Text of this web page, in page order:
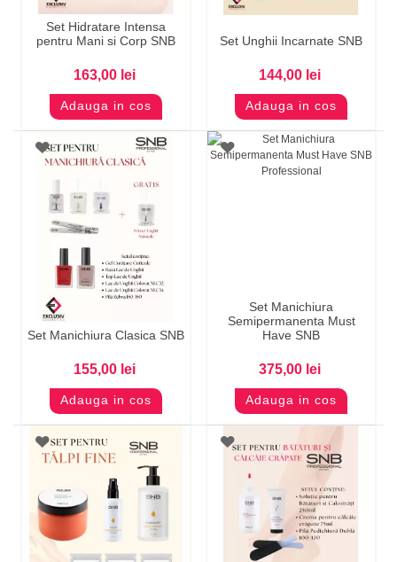
Set Hidratare Intensa
pentru Mani si Corp SNB
163,00 lei
Adauga in cos
Set Unghii Incarnate SNB
144,00 lei
Adauga in cos
Set Manichiura Clasica SNB
155,00 lei
Adauga in cos
Set Manichiura
Semipermanenta Must
Have SNB
375,00 lei
Adauga in cos